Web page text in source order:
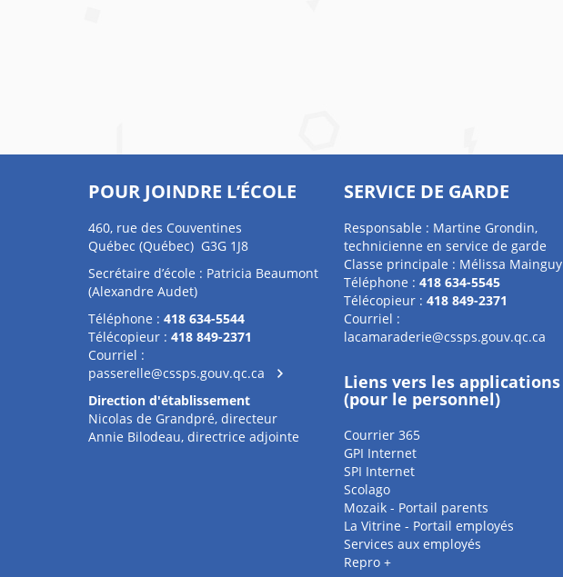
POUR JOINDRE L’ÉCOLE
460, rue des Couventines
Québec (Québec) G3G 1J8
Secrétaire d’école : Patricia Beaumont
(Alexandre Audet)
Téléphone : 418 634-5544
Télécopieur : 418 849-2371
Courriel :
passerelle@cssps.gouv.qc.ca
Direction d'établissement
Nicolas de Grandpré, directeur
Annie Bilodeau, directrice adjointe
SERVICE DE GARDE
Responsable : Martine Grondin,
technicienne en service de garde
Classe principale : Mélissa Mainguy
Téléphone : 418 634-5545
Télécopieur : 418 849-2371
Courriel :
lacamaraderie@cssps.gouv.qc.ca
Liens vers les applications
(pour le personnel)
Courrier 365
GPI Internet
SPI Internet
Scolago
Mozaik - Portail parents
La Vitrine - Portail employés
Services aux employés
Repro +